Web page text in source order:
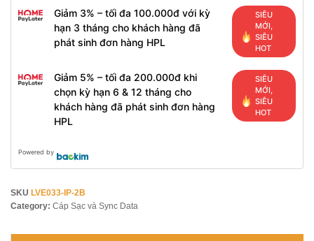
Giảm 3% – tối đa 100.000đ với kỳ
hạn 3 tháng cho khách hàng đã
phát sinh đơn hàng HPL
SIÊU
MỚI,
SIÊU
HOT
Giảm 5% – tối đa 200.000đ khi
chọn kỳ hạn 6 & 12 tháng cho
khách hàng đã phát sinh đơn hàng
HPL
SIÊU
MỚI,
SIÊU
HOT
Powered by
SKU LVE033-IP-2B
Category: Cáp Sạc và Sync Data